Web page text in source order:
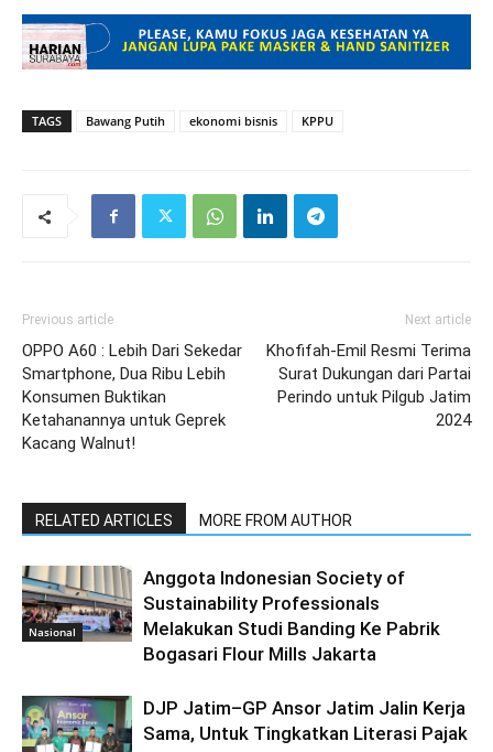
TAGS Bawang Putih ekonomi bisnis KPPU
Previous article
OPPO A60 : Lebih Dari Sekedar
Smartphone, Dua Ribu Lebih
Konsumen Buktikan
Ketahanannya untuk Geprek
Kacang Walnut!
Next article
Khofifah-Emil Resmi Terima
Surat Dukungan dari Partai
Perindo untuk Pilgub Jatim
2024
RELATED ARTICLES MORE FROM AUTHOR
Nasional
Anggota Indonesian Society of
Sustainability Professionals
Melakukan Studi Banding Ke Pabrik
Bogasari Flour Mills Jakarta
DJP Jatim–GP Ansor Jatim Jalin Kerja
Sama, Untuk Tingkatkan Literasi Pajak